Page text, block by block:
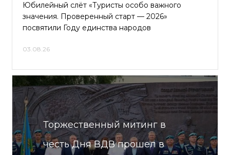
Юбилейный слёт «Туристы особо важного
значения. Проверенный старт — 2026»
посвятили Году единства народов
03.08.26
Торжественный митинг в
честь Дня ВДВ прошел в